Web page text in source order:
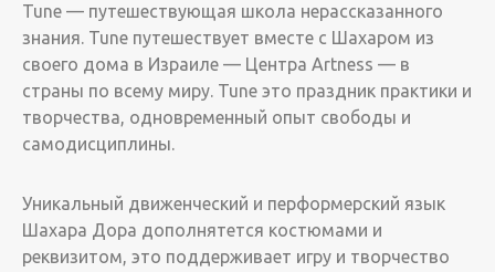
Tune — путешествующая школа нерассказанного
знания. Tune путешествует вместе с Шахаром из
своего дома в Израиле — Центра Artness — в
страны по всему миру. Tune это праздник практики и
творчества, одновременный опыт свободы и
самодисциплины.
Уникальный движенческий и перформерский язык
Шахара Дора дополнятется костюмами и
реквизитом, это поддерживает игру и творчество